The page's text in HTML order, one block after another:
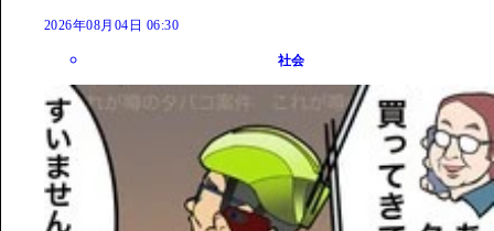
2026年08月04日 06:30
社会